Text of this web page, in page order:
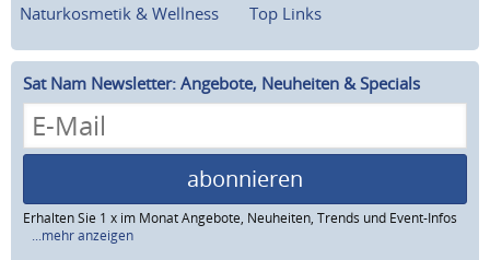
Naturkosmetik & Wellness
Top Links
Sat Nam Newsletter: Angebote, Neuheiten & Specials
abonnieren
Erhalten Sie 1 x im Monat Angebote, Neuheiten, Trends und Event-Infos
...mehr anzeigen